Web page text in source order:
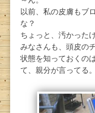
以前、私の皮膚もブ
な？
ちょっと、汚かった
みなさんも、頭皮の
状態を知っておくの
て、親分が言ってる。